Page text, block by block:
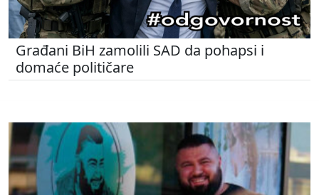
Građani BiH zamolili SAD da pohapsi i
domaće političare